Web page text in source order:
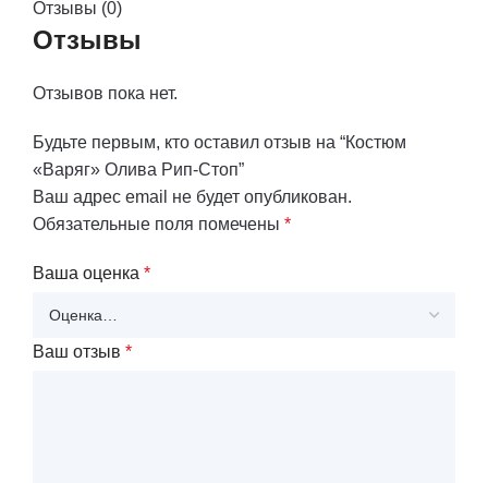
Отзывы (0)
Отзывы
Отзывов пока нет.
Будьте первым, кто оставил отзыв на “Костюм
«Варяг» Олива Рип-Стоп”
Ваш адрес email не будет опубликован.
Обязательные поля помечены *
Ваша оценка *
Ваш отзыв *